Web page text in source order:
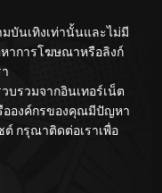
บันเทิงเท่านั้นและไม่มี
าการโฆษณาหรือลิงก์
บรวมจากอินเทอร์เน็ต
อองค์กรของคุณมีปัญหา
ต์ กรุณาติดต่อเราเพื่อ